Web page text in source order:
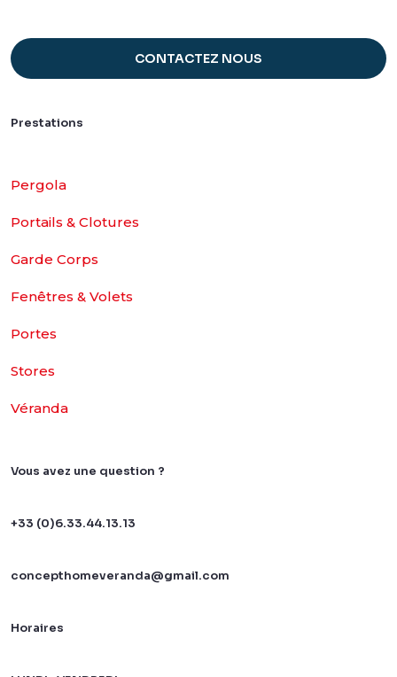
CONTACTEZ NOUS
Prestations
Pergola
Portails & Clotures
Garde Corps
Fenêtres & Volets
Portes
Stores
Véranda
Vous avez une question ?
+33 (0)6.33.44.13.13
concepthomeveranda@gmail.com
Horaires